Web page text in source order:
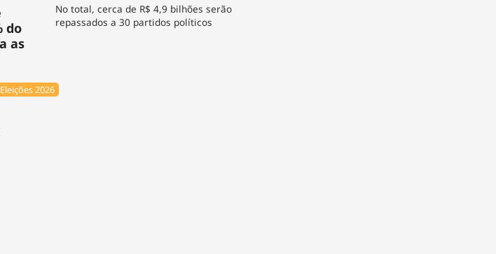
do
as
No total, cerca de R$ 4,9 bilhões serão
repassados a 30 partidos políticos
2026